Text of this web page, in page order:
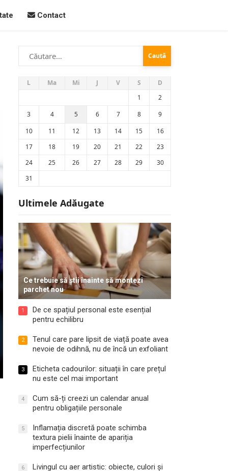
Contact
Caută
după:
L Ma Mi J V S
D
1
2
3
4 5 6 7 8
9
10
11 12 13 14 15
16
17
18 19 20 21 22
23
24
25 26 27 28 29
30
31
Ultimele Adăugate
Ce trebuie să știi înainte să montezi
parchet nou
1
De ce spațiul personal este esențial
pentru echilibru
2
Tenul care pare lipsit de viață poate avea
nevoie de odihnă, nu de încă un exfoliant
3
Eticheta cadourilor: situații în care prețul
nu este cel mai important
4
Cum să-ți creezi un calendar anual
pentru obligațiile personale
5
Inflamația discretă poate schimba
textura pielii înainte de apariția
imperfecțiunilor
6
Livingul cu aer artistic: obiecte, culori și